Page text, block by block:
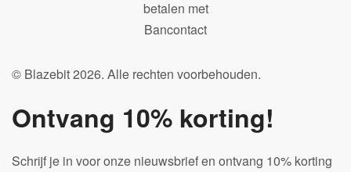
© Blazebit 2026. Alle rechten voorbehouden.
Ontvang 10% korting!
Schrijf je in voor onze nieuwsbrief en ontvang 10% korting